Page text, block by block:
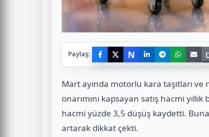
Paylaş: N
Mart ayında motorlu kara taşıtları
onarımını kapsayan satış hacmi
hacmi yüzde 3,5 düşüş kaydetti.
artarak dikkat çekti.